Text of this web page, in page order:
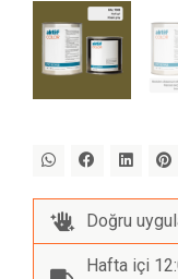
Doğru
Hafta içi